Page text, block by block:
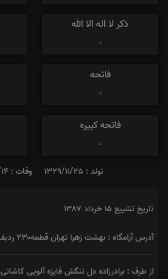
ذکر لا اله الا الله
0
فاتحه
0
فاتحه کبیره
0
تولد : 1329/11/25 وفات : 1387/03/14
تاریخ تشییع ۱۵ خرداد ۱۳۸۷
آدرس آرامگاه : بهشت زهرا تهران قطعه۲۳۰ ردیف ۵۰ شماره ۵۶
از طرف : برادرزاده دل تنگش فایزه آلویی کاشانی